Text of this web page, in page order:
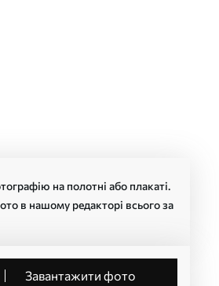
на полотні або плакаті.
в нашому редакторі всього за
Завантажити фото